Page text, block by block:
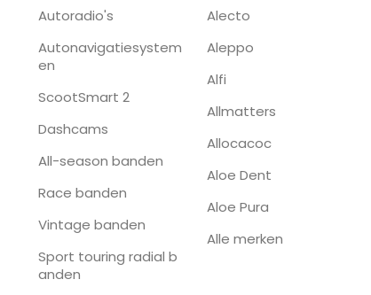
Autoradio's
Autonavigatiesystem
en
ScootSmart 2
Dashcams
All-season banden
Race banden
Vintage banden
Sport touring radial b
anden
Alecto
Aleppo
Alfi
Allmatters
Allocacoc
Aloe Dent
Aloe Pura
Alle merken